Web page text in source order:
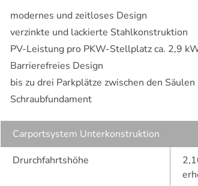
modernes und zeitloses Design
verzinkte und lackierte Stahlkonstruktion
PV-Leistung pro PKW-Stellplatz ca. 2,9
Barrierefreies Design
bis zu drei Parkplätze zwischen den Säulen
Schraubfundament
Carportsystem Unterkonstruktion
Drurchfahrtshöhe